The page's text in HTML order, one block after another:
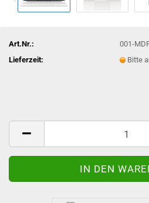
Art.Nr.:
001-
Lieferzeit:
Bitte